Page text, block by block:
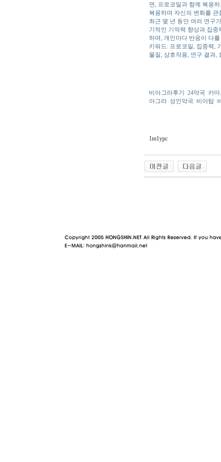
면, 프로코밀과 함께 복용
복용하며 자신의 변화를
최근 몇 년 동안 여러 연구
기적인 기억력 향상과 집
하며, 개인마다 반응이 다
키워드: 프로코밀, 집중력,
물질, 상호작용, 연구 결과,
비아그라후기 24약국 카
아그라 성인약국 비아탑
1m1ypc